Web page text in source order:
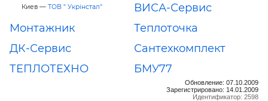
Киев — ТОВ " Укрінстал"
ВИСА-Сервис
Монтажник
Теплоточка
ДК-Сервис
Сантехкомплект
ТЕПЛОТЕХНО
БМУ77
Обновление: 07.10.2009
Зарегистрировано: 14.01.2009
Идентификатор: 2598